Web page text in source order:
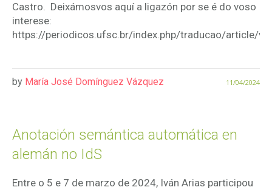
Castro. Deixámosvos aquí a ligazón por se é do voso
interese:
https://periodicos.ufsc.br/index.php/traducao/article/
11/04/2024
by María José Domínguez Vázquez
Anotación semántica automática en
alemán no IdS
Entre o 5 e 7 de marzo de 2024, Iván Arias participou